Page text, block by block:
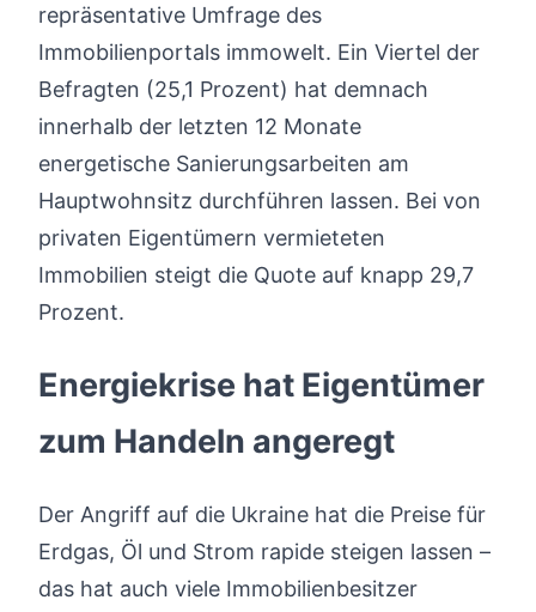
repräsentative Umfrage des
Immobilienportals immowelt. Ein Viertel der
Befragten (25,1 Prozent) hat demnach
innerhalb der letzten 12 Monate
energetische Sanierungsarbeiten am
Hauptwohnsitz durchführen lassen. Bei von
privaten Eigentümern vermieteten
Immobilien steigt die Quote auf knapp 29,7
Prozent.
Energiekrise hat Eigentümer
zum Handeln angeregt
Der Angriff auf die Ukraine hat die Preise für
Erdgas, Öl und Strom rapide steigen lassen –
das hat auch viele Immobilienbesitzer